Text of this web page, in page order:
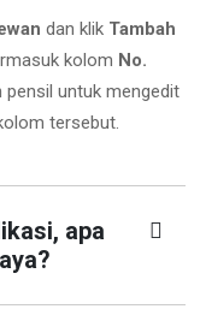
dan klik Tambah
kolom No.
pensil untuk mengedit
tersebut.
apa